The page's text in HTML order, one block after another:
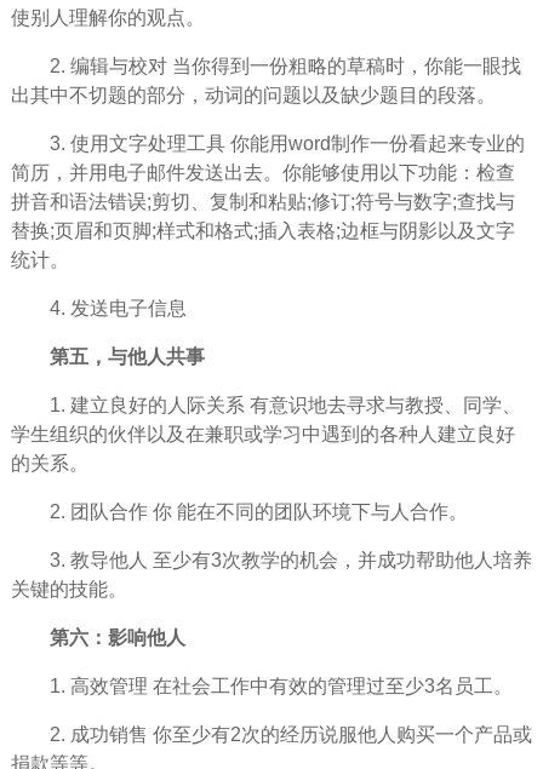
使别人理解你的观点。
2. 编辑与校对 当你得到一份粗略的草稿时，你能一眼找
出其中不切题的部分，动词的问题以及缺少题目的段落。
3. 使用文字处理工具 你能用word制作一份看起来专业的
简历，并用电子邮件发送出去。你能够使用以下功能：检查
拼音和语法错误;剪切、复制和粘贴;修订;符号与数字;查找与
替换;页眉和页脚;样式和格式;插入表格;边框与阴影以及文字
统计。
4. 发送电子信息
第五，与他人共事
1. 建立良好的人际关系 有意识地去寻求与教授、同学、
学生组织的伙伴以及在兼职或学习中遇到的各种人建立良好
的关系。
2. 团队合作 你 能在不同的团队环境下与人合作。
3. 教导他人 至少有3次教学的机会，并成功帮助他人培养
关键的技能。
第六：影响他人
1. 高效管理 在社会工作中有效的管理过至少3名员工。
2. 成功销售 你至少有2次的经历说服他人购买一个产品或
捐款等等。